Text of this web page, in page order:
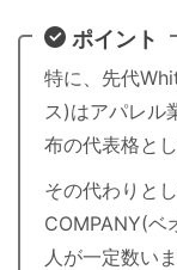
ポイント
特に、先代
ス)はアパレル
布の代表格と
その代わりと
COMPANY(ベ
人が一定数いま